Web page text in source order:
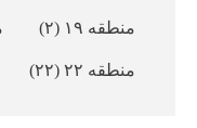
منطقه ۱۹ (۲)
منطقه ۲۲ (۲۲)